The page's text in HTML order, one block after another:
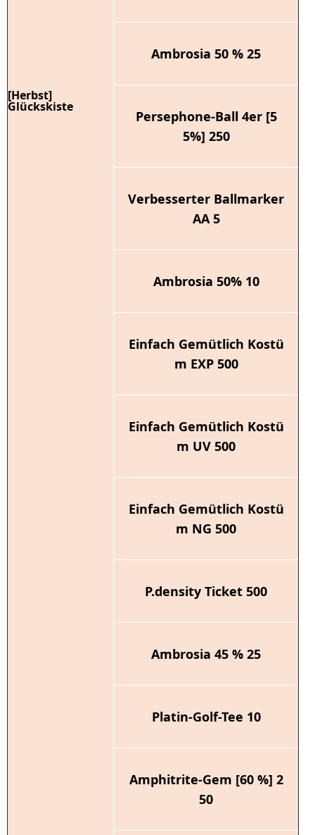
[Herbst]
Glückskiste
Ambrosia 50 % 25
Persephone-Ball 4er [5
5%] 250
Verbesserter Ballmarker
AA 5
Ambrosia 50% 10
Einfach Gemütlich Kostü
m EXP 500
Einfach Gemütlich Kostü
m UV 500
Einfach Gemütlich Kostü
m NG 500
P.density Ticket 500
Ambrosia 45 % 25
Platin-Golf-Tee 10
Amphitrite-Gem [60 %] 2
50